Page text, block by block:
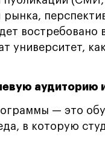
рынка,
университет,
аудиторию
— это
в которую